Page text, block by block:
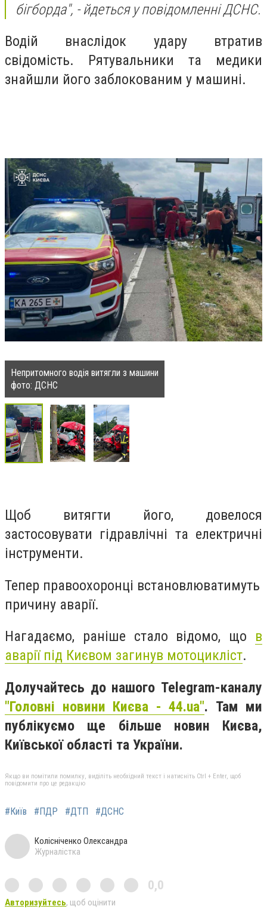
бігборда", - йдеться у повідомленні ДСНС.
Водій внаслідок удару втратив
свідомість. Рятувальники та медики
знайшли його заблокованим у машині.
Непритомного водія витягли з машини
фото: ДСНС
Щоб витягти його, довелося
застосовувати гідравлічні та електричні
інструменти.
Тепер правоохоронці встановлюватимуть
причину аварії.
Нагадаємо, раніше стало відомо, що в
аварії під Києвом загинув мотоцикліст.
Долучайтесь до нашого Telegram-каналу
"Головні новини Києва - 44.ua". Там ми
публікуємо ще більше новин Києва,
Київської області та України.
Якщо ви помітили помилку, виділіть необхідний текст і натисніть Ctrl + Enter, щоб
повідомити про це редакцію
#Київ #ПДР #ДТП #ДСНС
Колісніченко Олександра
Журналістка
0,0
Авторизуйтесь, щоб оцінити